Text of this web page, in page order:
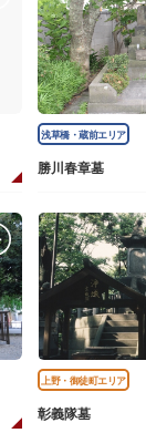
浅草橋・蔵前エリア
勝川春章墓
上野・御徒町エリア
彰義隊墓